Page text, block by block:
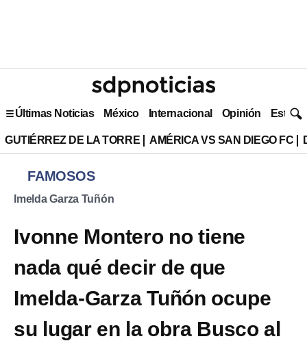
Últimas Noticias México Internacional Opinión Estilo
GUTIÉRREZ DE LA TORRE AMÉRICA VS SAN DIEGO FC
FAMOSOS
Imelda Garza Tuñón
Ivonne Montero no tiene
nada qué decir de que
Imelda-Garza Tuñón ocupe
su lugar en la obra Busco al